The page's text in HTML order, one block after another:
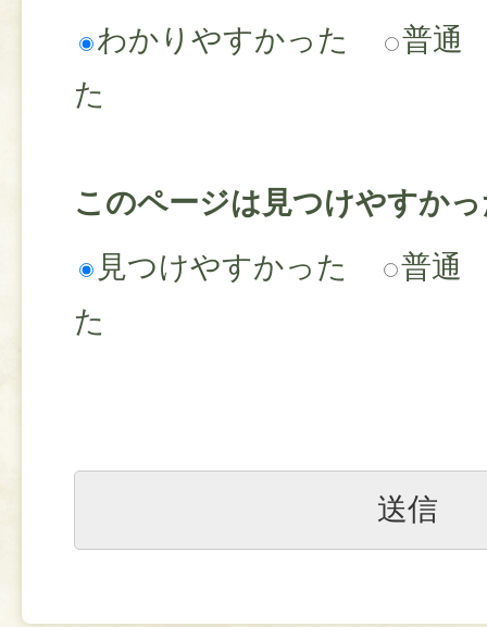
わかりやすかった
普通
た
このページは見つけやすか
見つけやすかった
普通
た